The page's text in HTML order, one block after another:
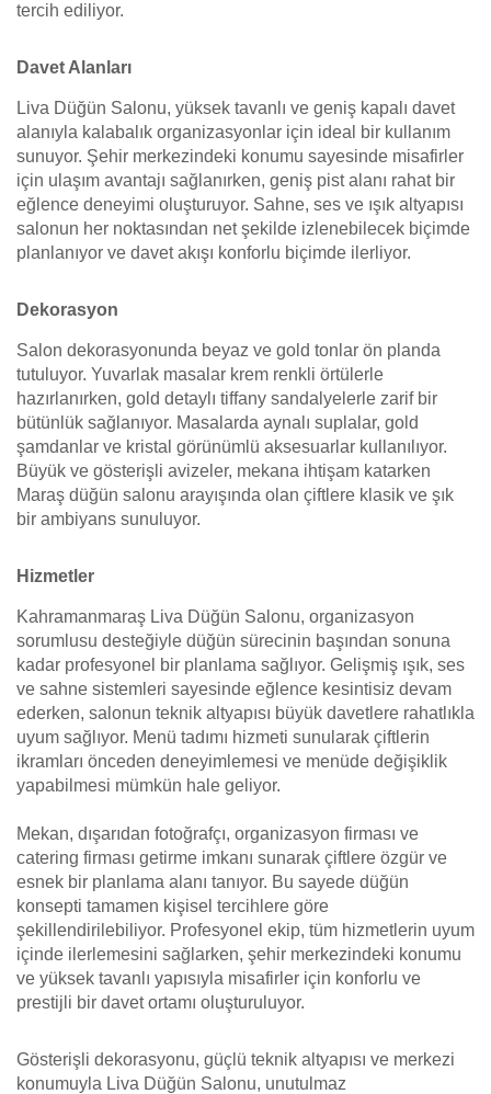
tercih ediliyor.
Davet Alanları
Liva Düğün Salonu, yüksek tavanlı ve geniş kapalı davet
alanıyla kalabalık organizasyonlar için ideal bir kullanım
sunuyor. Şehir merkezindeki konumu sayesinde misafirler
için ulaşım avantajı sağlanırken, geniş pist alanı rahat bir
eğlence deneyimi oluşturuyor. Sahne, ses ve ışık altyapısı
salonun her noktasından net şekilde izlenebilecek biçimde
planlanıyor ve davet akışı konforlu biçimde ilerliyor.
Dekorasyon
Salon dekorasyonunda beyaz ve gold tonlar ön planda
tutuluyor. Yuvarlak masalar krem renkli örtülerle
hazırlanırken, gold detaylı tiffany sandalyelerle zarif bir
bütünlük sağlanıyor. Masalarda aynalı suplalar, gold
şamdanlar ve kristal görünümlü aksesuarlar kullanılıyor.
Büyük ve gösterişli avizeler, mekana ihtişam katarken
Maraş düğün salonu arayışında olan çiftlere klasik ve şık
bir ambiyans sunuluyor.
Hizmetler
Kahramanmaraş Liva Düğün Salonu, organizasyon
sorumlusu desteğiyle düğün sürecinin başından sonuna
kadar profesyonel bir planlama sağlıyor. Gelişmiş ışık, ses
ve sahne sistemleri sayesinde eğlence kesintisiz devam
ederken, salonun teknik altyapısı büyük davetlere rahatlıkla
uyum sağlıyor. Menü tadımı hizmeti sunularak çiftlerin
ikramları önceden deneyimlemesi ve menüde değişiklik
yapabilmesi mümkün hale geliyor.
Mekan, dışarıdan fotoğrafçı, organizasyon firması ve
catering firması getirme imkanı sunarak çiftlere özgür ve
esnek bir planlama alanı tanıyor. Bu sayede düğün
konsepti tamamen kişisel tercihlere göre
şekillendirilebiliyor. Profesyonel ekip, tüm hizmetlerin uyum
içinde ilerlemesini sağlarken, şehir merkezindeki konumu
ve yüksek tavanlı yapısıyla misafirler için konforlu ve
prestijli bir davet ortamı oluşturuluyor.
Gösterişli dekorasyonu, güçlü teknik altyapısı ve merkezi
konumuyla Liva Düğün Salonu, unutulmaz